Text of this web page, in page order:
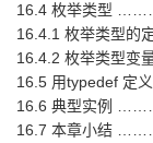
16.4 枚举类型
16.4.1 枚举类
16.4.2 枚举类型
16.5 用typedef
16.6 典型实例
16.7 本章小结